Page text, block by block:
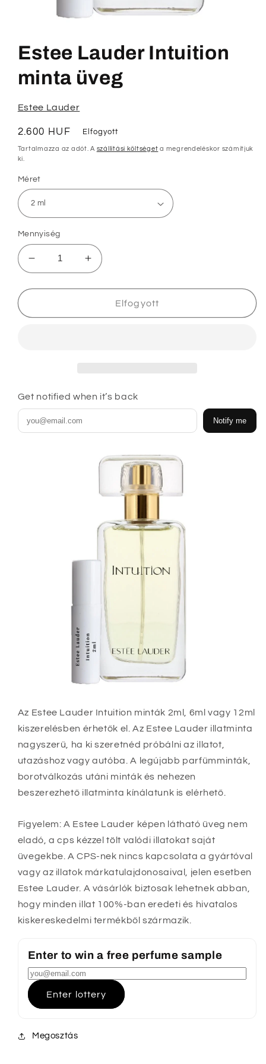
megnyitása
modális
párbeszédpanelen
Estee Lauder Intuition
minta üveg
Estee Lauder
Normál
ár
2.600 HUF Elfogyott
Tartalmazza az adót. A szállítási költséget a megrendeléskor számítjuk
ki.
Méret
Mennyiség
Estee
Lauder
Intuition
üveg
Estee
Lauder
Intuition
üveg
Elfogyott
Get notified when it’s back
Notify me
Az Estee Lauder Intuition minták 2ml, 6ml vagy 12ml
kiszerelésben érhetők el
. Az Estee Lauder illatminta
nagyszerű, ha ki szeretnéd próbálni az illatot,
utazáshoz vagy autóba. A legújabb parfümminták,
borotválkozás utáni minták és nehezen
beszerezhető illatminta kínálatunk is elérhető.
Figyelem: A Estee Lauder képen látható üveg nem
eladó, a cps kézzel tölt valódi illatokat saját
üvegekbe. A CPS-nek nincs kapcsolata a gyártóval
vagy az illatok márkatulajdonosaival, jelen esetben
Estee Lauder. A vásárlók biztosak lehetnek abban,
hogy minden illat 100%-ban eredeti és hivatalos
kiskereskedelmi termékből származik.
Enter to win a free perfume sample
Enter lottery
Megosztás